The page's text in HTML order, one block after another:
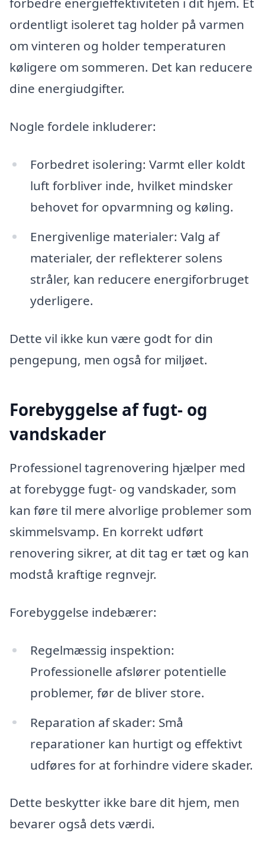
ordentligt isoleret tag holder på varmen
om vinteren og holder temperaturen
køligere om sommeren. Det kan reducere
dine energiudgifter.
Nogle fordele inkluderer:
Forbedret isolering: Varmt eller koldt
luft forbliver inde, hvilket mindsker
behovet for opvarmning og køling.
Energivenlige materialer: Valg af
materialer, der reflekterer solens
stråler, kan reducere energiforbruget
yderligere.
Dette vil ikke kun være godt for din
pengepung, men også for miljøet.
Forebyggelse af fugt- og
vandskader
Professionel tagrenovering hjælper med
at forebygge fugt- og vandskader, som
kan føre til mere alvorlige problemer som
skimmelsvamp. En korrekt udført
renovering sikrer, at dit tag er tæt og kan
modstå kraftige regnvejr.
Forebyggelse indebærer:
Regelmæssig inspektion:
Professionelle afslører potentielle
problemer, før de bliver store.
Reparation af skader: Små
reparationer kan hurtigt og effektivt
udføres for at forhindre videre skader.
Dette beskytter ikke bare dit hjem, men
bevarer også dets værdi.